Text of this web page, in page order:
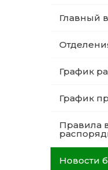
Главный
График
График
Правила
Новости